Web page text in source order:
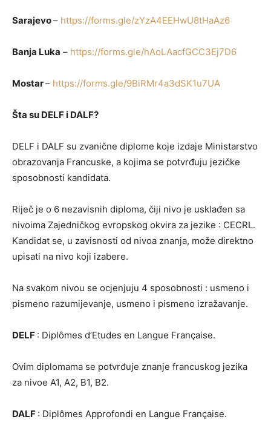
Sarajevo– https://forms.gle/zYzA4EEHwU8tHaAz6
Banja Luka – https://forms.gle/hAoLAacfGCC3Ej7D6
Mostar– https://forms.gle/9BiRMr4a3dSK1u7UA
Šta su DELF i DALF?
DELF i DALF su zvanične diplome koje izdaje Ministarstvo
obrazovanja Francuske, a kojima se potvrđuju jezičke
sposobnosti kandidata.
Riječ je o 6 nezavisnih diploma, čiji nivo je usklađen sa
nivoima Zajedničkog evropskog okvira za jezike : CECRL.
Kandidat se, u zavisnosti od nivoa znanja, može direktno
upisati na nivo koji izabere.
Na svakom nivou se ocjenjuju 4 sposobnosti : usmeno i
pismeno razumijevanje, usmeno i pismeno izražavanje.
DELF : Diplômes d’Etudes en Langue Française.
Ovim diplomama se potvrđuje znanje francuskog jezika
za nivoe A1, A2, B1, B2.
DALF : Diplômes Approfondi en Langue Française.